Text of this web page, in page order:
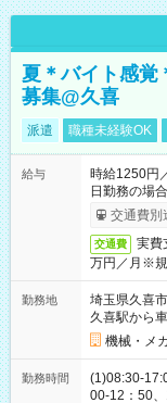
夏＊バイト感覚
募集@久喜
派遣 職種未経験OK
給与
時給1250円
日勤務の場
交通費別
交通費
実費
万円／月※規
勤務地
埼玉県久喜市
久喜駅から
機械・メ
勤務時間
(1)08:30-
00-12：50、